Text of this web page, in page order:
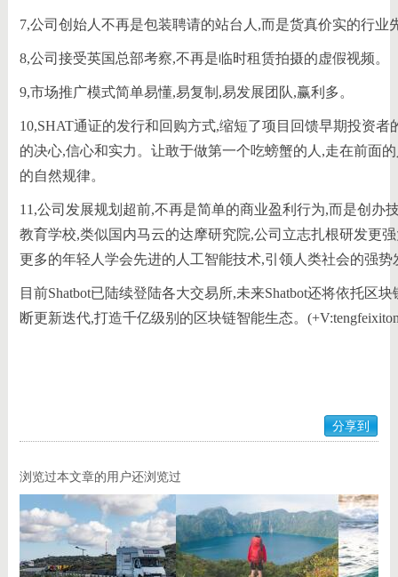
7,公司创始人不再是包装聘请的站台人,而是货真价实的行业
8,公司接受英国总部考察,不再是临时租赁拍摄的虚假视频。
9,市场推广模式简单易懂,易复制,易发展团队,赢利多。
10,SHAT通证的发行和回购方式,缩短了项目回馈早期投资者
的决心,信心和实力。让敢于做第一个吃螃蟹的人,走在前面
的自然规律。
11,公司发展规划超前,不再是简单的商业盈利行为,而是创办
教育学校,类似国内马云的达摩研究院,公司立志扎根研发更
更多的年轻人学会先进的人工智能技术,引领人类社会的强势
目前Shatbot已陆续登陆各大交易所,未来Shatbot还将依托区
断更新迭代,打造千亿级别的区块链智能生态。
分享到
浏览过本文章的用户还浏览过